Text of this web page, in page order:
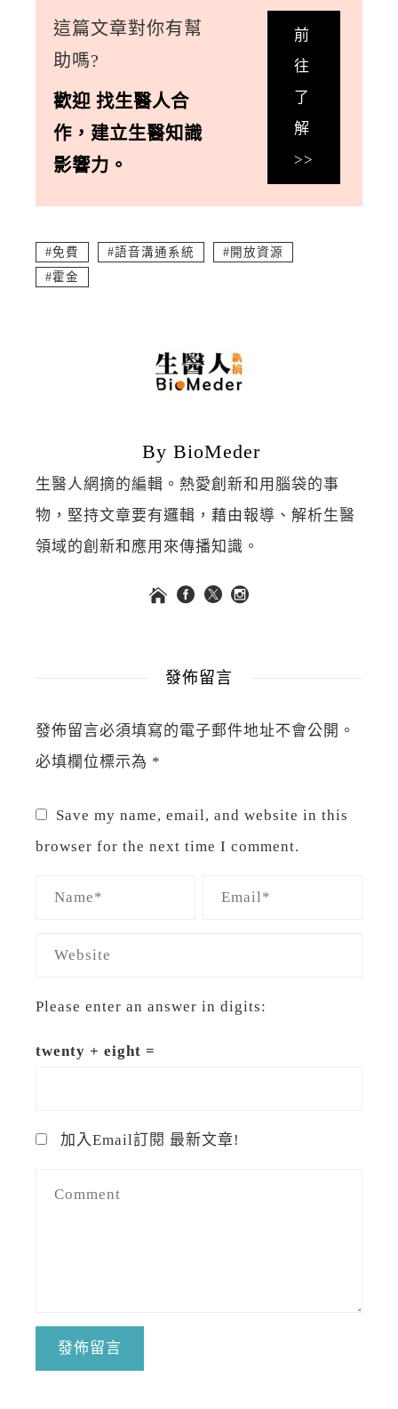
這篇文章對你有幫
助嗎?
歡迎 找生醫人合
作 ， 建立生醫知識
影響力。
前
往
了
解
>>
免費 語音溝通系統
開放資源
霍金
By BioMeder
生醫人網摘的編輯。熱愛創新和用腦袋的事
物，堅持文章要有邏輯，藉由報導、解析生醫
領域的創新和應用來傳播知識。
發佈留言
發佈留言必須填寫的電子郵件地址不會公開。
必填欄位標示為 *
Save my name, email, and website in this
browser for the next time I comment.
Please enter an answer in digits:
twenty + eight =
加入Email訂閱 最新文章!